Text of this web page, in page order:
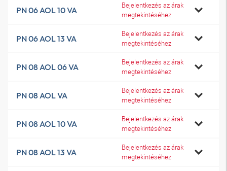
PN 06 AOL 10 VA
Bejelentkezés az árak
megtekintéséhez
PN 06 AOL 13 VA
Bejelentkezés az árak
megtekintéséhez
PN 08 AOL 06 VA
Bejelentkezés az árak
megtekintéséhez
PN 08 AOL VA
Bejelentkezés az árak
megtekintéséhez
PN 08 AOL 10 VA
Bejelentkezés az árak
megtekintéséhez
PN 08 AOL 13 VA
Bejelentkezés az árak
megtekintéséhez